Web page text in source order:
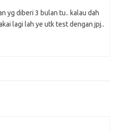
yg diberi 3 bulan tu.. kalau dah
lagi lah ye utk test dengan jpj..